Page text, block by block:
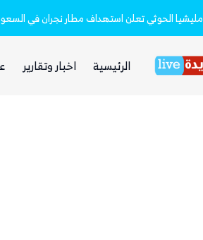
مليشيا الحوثي تعلن استهداف مطار نجران في
الرئيسية اخبار وتقارير